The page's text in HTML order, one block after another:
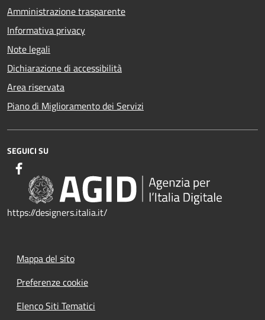
Amministrazione trasparente
Informativa privacy
Note legali
Dichiarazione di accessibilità
Area riservata
Piano di Miglioramento dei Servizi
SEGUICI SU
https://designers.italia.it/
Mappa del sito
Preferenze cookie
Elenco Siti Tematici